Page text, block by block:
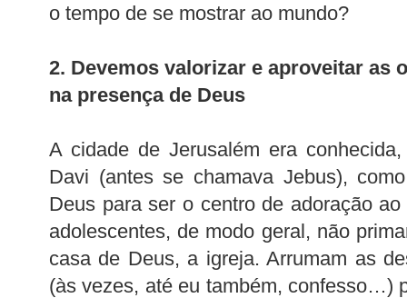
o tempo de se mostrar ao mundo?
2. Devemos valorizar e aproveitar as
na presença de Deus
A cidade de Jerusalém era
Davi (antes se chamava Jebus),
Deus para ser o centro de adoração
adolescentes, de modo geral, não
casa de Deus, a igreja. Arrumam as
(às vezes, até eu também, confesso…)